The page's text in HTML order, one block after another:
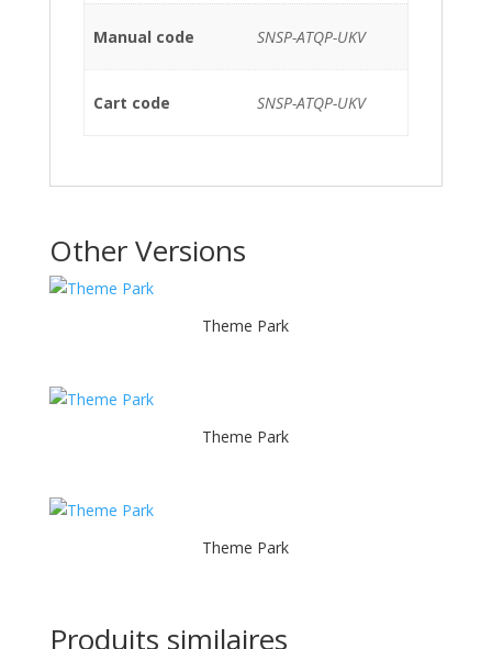
Manual code SNSP-ATQP-UKV
Cart code SNSP-ATQP-UKV
Other Versions
Theme Park
Theme Park
Theme Park
Produits similaires